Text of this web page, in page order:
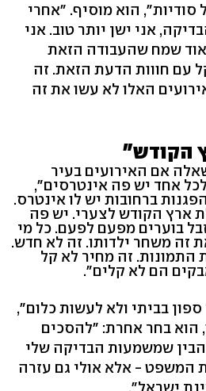
סודיות", הוא מוסיף. "אחרי
אני ישן יותר טוב. אני
שמח שהעבודה הזאת
עם חווות הדעת הזאת. זה
האלו לא עשו את זה
הקודש"
אם האירועים בעיר
אחד יש פה אינטרסים",
ברחובות יש לו אינטרס.
ארץ הקודש לצערי. יש פה
בוערים מפעם לפעם. כל מי
זה משחר ילדותו. זה לא חדש.
התמונות. זה מחיר לא קל
הם לא קלים".
בביתי ולא לעשות כלום",
הוא בחר אחרת: "להסכים
שמשמעות הבדיקה שלי
המשפט - אלא אולי גם עזרה